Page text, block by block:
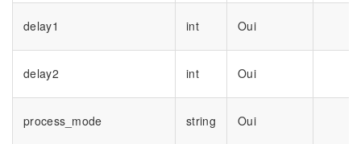
delay1 int Oui
delay2 int Oui
process_mode string Oui